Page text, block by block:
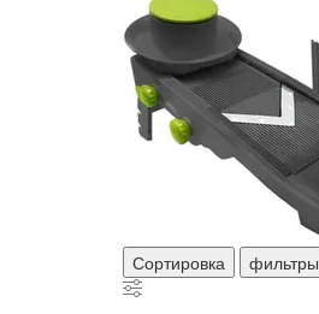
Сортировка фильтры